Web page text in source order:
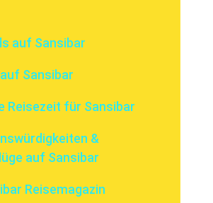
auf Sansibar
Sansibar
Reisezeit für Sansibar
&
auf Sansibar
Reisemagazin